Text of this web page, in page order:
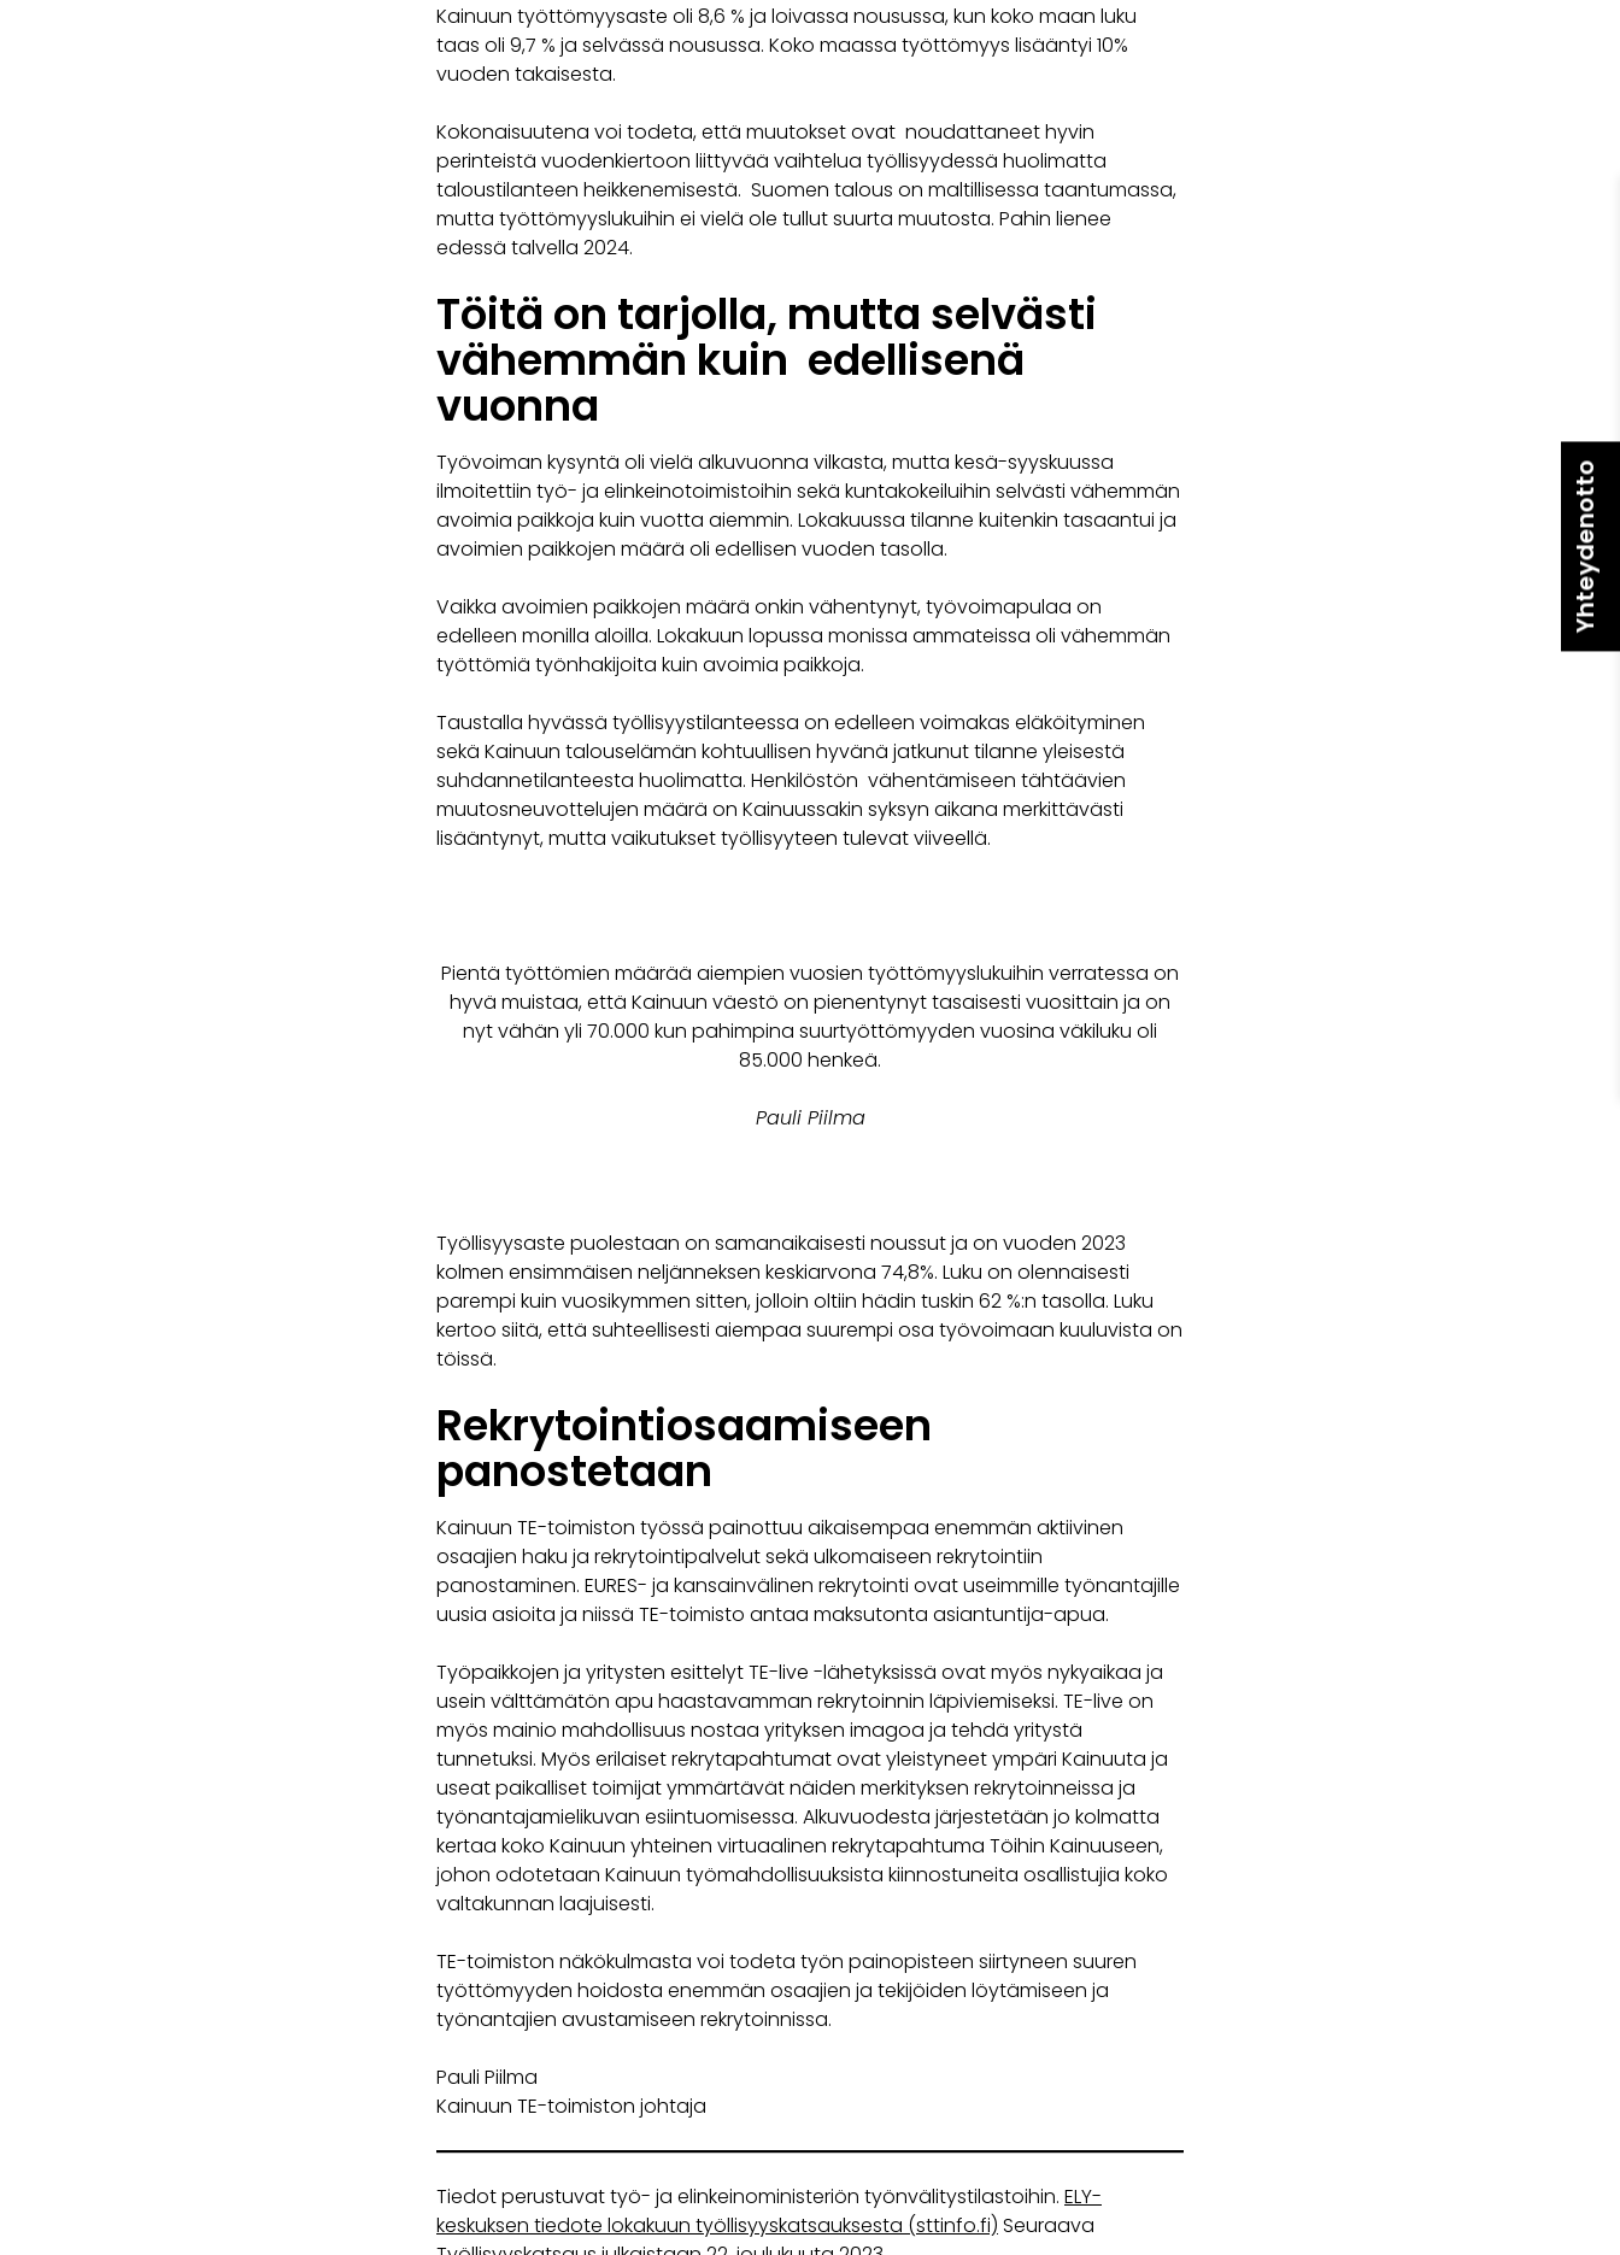
Kainuun työttömyysaste oli 8,6 % ja loivassa nousussa, kun koko maan luku
taas oli 9,7 % ja selvässä nousussa. Koko maassa työttömyys lisääntyi 10%
vuoden takaisesta.
Kokonaisuutena voi todeta, että muutokset ovat noudattaneet hyvin
perinteistä vuodenkiertoon liittyvää vaihtelua työllisyydessä huolimatta
taloustilanteen heikkenemisestä. Suomen talous on maltillisessa taantumassa,
mutta työttömyyslukuihin ei vielä ole tullut suurta muutosta. Pahin lienee
edessä talvella 2024.
Töitä on tarjolla, mutta selvästi
vähemmän kuin edellisenä
vuonna
Työvoiman kysyntä oli vielä alkuvuonna vilkasta, mutta kesä-syyskuussa
ilmoitettiin työ- ja elinkeinotoimistoihin sekä kuntakokeiluihin selvästi vähemmän
avoimia paikkoja kuin vuotta aiemmin. Lokakuussa tilanne kuitenkin tasaantui ja
avoimien paikkojen määrä oli edellisen vuoden tasolla.
Vaikka avoimien paikkojen määrä onkin vähentynyt, työvoimapulaa on
edelleen monilla aloilla. Lokakuun lopussa monissa ammateissa oli vähemmän
työttömiä työnhakijoita kuin avoimia paikkoja.
Taustalla hyvässä työllisyystilanteessa on edelleen voimakas eläköityminen
sekä Kainuun talouselämän kohtuullisen hyvänä jatkunut tilanne yleisestä
suhdannetilanteesta huolimatta. Henkilöstön vähentämiseen tähtäävien
muutosneuvottelujen määrä on Kainuussakin syksyn aikana merkittävästi
lisääntynyt, mutta vaikutukset työllisyyteen tulevat viiveellä.
Pientä työttömien määrää aiempien vuosien työttömyyslukuihin verratessa on
hyvä muistaa, että Kainuun väestö on pienentynyt tasaisesti vuosittain ja on
nyt vähän yli 70.000 kun pahimpina suurtyöttömyyden vuosina väkiluku oli
85.000 henkeä.
Pauli Piilma
Työllisyysaste puolestaan on samanaikaisesti noussut ja on vuoden 2023
kolmen ensimmäisen neljänneksen keskiarvona 74,8%. Luku on olennaisesti
parempi kuin vuosikymmen sitten, jolloin oltiin hädin tuskin 62 %:n tasolla. Luku
kertoo siitä, että suhteellisesti aiempaa suurempi osa työvoimaan kuuluvista on
töissä.
Rekrytointiosaamiseen
panostetaan
Kainuun TE-toimiston työssä painottuu aikaisempaa enemmän aktiivinen
osaajien haku ja rekrytointipalvelut sekä ulkomaiseen rekrytointiin
panostaminen. EURES- ja kansainvälinen rekrytointi ovat useimmille työnantajille
uusia asioita ja niissä TE-toimisto antaa maksutonta asiantuntija-apua.
Työpaikkojen ja yritysten esittelyt TE-live -lähetyksissä ovat myös nykyaikaa ja
usein välttämätön apu haastavamman rekrytoinnin läpiviemiseksi. TE-live on
myös mainio mahdollisuus nostaa yrityksen imagoa ja tehdä yritystä
tunnetuksi. Myös erilaiset rekrytapahtumat ovat yleistyneet ympäri Kainuuta ja
useat paikalliset toimijat ymmärtävät näiden merkityksen rekrytoinneissa ja
työnantajamielikuvan esiintuomisessa. Alkuvuodesta järjestetään jo kolmatta
kertaa koko Kainuun yhteinen virtuaalinen rekrytapahtuma Töihin Kainuuseen,
johon odotetaan Kainuun työmahdollisuuksista kiinnostuneita osallistujia koko
valtakunnan laajuisesti.
TE-toimiston näkökulmasta voi todeta työn painopisteen siirtyneen suuren
työttömyyden hoidosta enemmän osaajien ja tekijöiden löytämiseen ja
työnantajien avustamiseen rekrytoinnissa.
Pauli Piilma
Kainuun TE-toimiston johtaja
Tiedot perustuvat työ- ja elinkeinoministeriön työnvälitystilastoihin. ELY-
keskuksen tiedote lokakuun työllisyyskatsauksesta (sttinfo.fi) Seuraava
Yhteydenotto